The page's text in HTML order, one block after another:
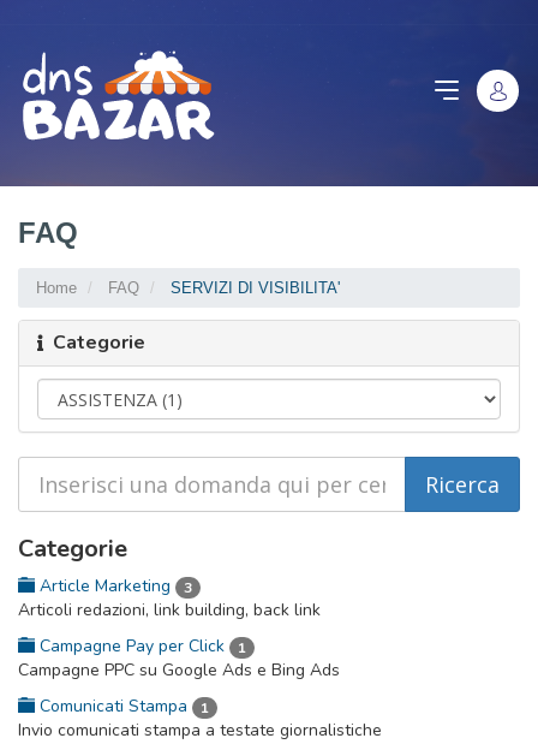
FAQ
Home FAQ SERVIZI DI VISIBILITA'
Categorie
Categorie
Article Marketing 3
Articoli redazioni, link building, back link
Campagne Pay per Click
1
Campagne PPC su Google Ads e Bing Ads
Comunicati Stampa
1
Invio comunicati stampa a testate giornalistiche